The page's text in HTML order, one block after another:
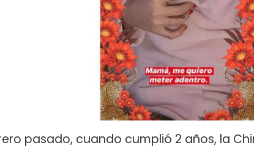
pasado, cuando cumplió 2 años, la